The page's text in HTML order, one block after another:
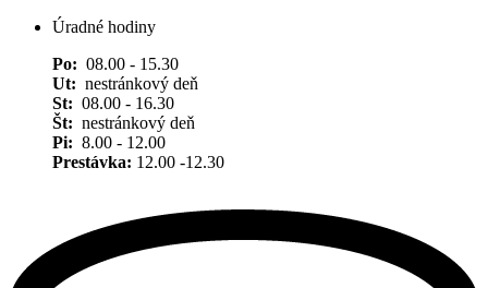
Úradné hodiny
Po: 08.00 - 15.30
Ut: nestránkový deň
St: 08.00 - 16.30
Št: nestránkový deň
Pi: 8.00 - 12.00
Prestávka: 12.00 -12.30